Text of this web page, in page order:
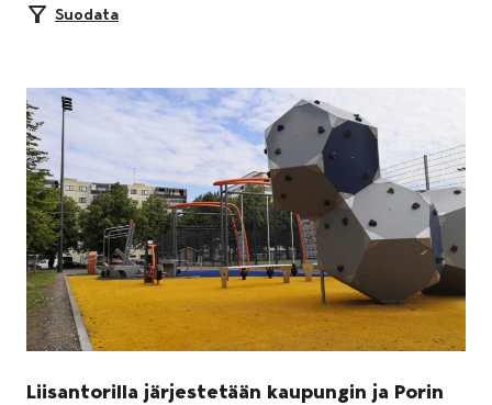
Suodata
Liisantorilla järjestetään kaupungin ja Porin